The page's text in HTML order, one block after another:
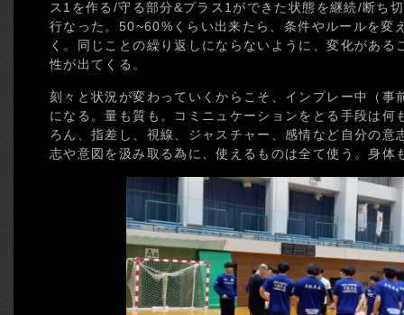
ス1を作る/守る部分&プラス1ができた状態を継続/断ち
行なった。50~60%くらい出来たら、条件やルールを変
く。同じことの繰り返しにならないように、変化がある
性が出てくる。
刻々と状況が変わっていくからこそ、インプレー中（事
になる。量も質も。コミニュケーションをとる手段は何
ろん、指差し、視線、ジャスチャー、感情など自分の意
志や意図を汲み取る為に、使えるものは全て使う。身体